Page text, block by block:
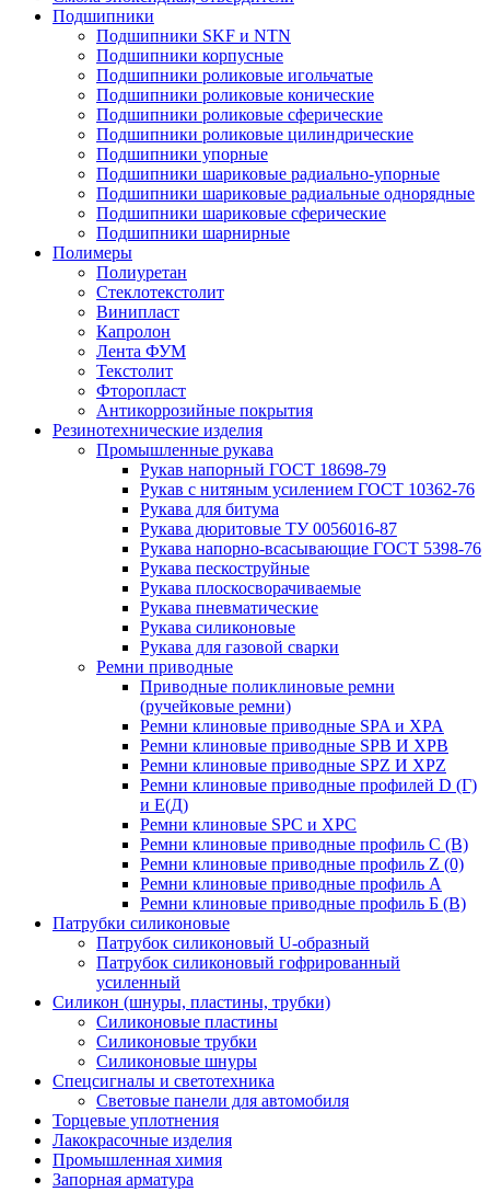
Подшипники
Подшипники SKF и NTN
Подшипники корпусные
Подшипники роликовые игольчатые
Подшипники роликовые конические
Подшипники роликовые сферические
Подшипники роликовые цилиндрические
Подшипники упорные
Подшипники шариковые радиально-упорные
Подшипники шариковые радиальные однорядные
Подшипники шариковые сферические
Подшипники шарнирные
Полимеры
Полиуретан
Стеклотекстолит
Винипласт
Капролон
Лента ФУМ
Текстолит
Фторопласт
Антикоррозийные покрытия
Резинотехнические изделия
Промышленные рукава
Рукав напорный ГОСТ 18698-79
Рукав с нитяным усилением ГОСТ 10362-76
Рукава для битума
Рукава дюритовые ТУ 0056016-87
Рукава напорно-всасывающие ГОСТ 5398-76
Рукава пескоструйные
Рукава плоскосворачиваемые
Рукава пневматические
Рукава силиконовые
Рукава для газовой сварки
Ремни приводные
Приводные поликлиновые ремни
(ручейковые ремни)
Ремни клиновые приводные SPA и XPA
Ремни клиновые приводные SPB И XPB
Ремни клиновые приводные SPZ И XPZ
Ремни клиновые приводные профилей D (Г)
и Е(Д)
Ремни клиновые SPC и XPC
Ремни клиновые приводные профиль C (В)
Ремни клиновые приводные профиль Z (0)
Ремни клиновые приводные профиль А
Ремни клиновые приводные профиль Б (B)
Патрубки силиконовые
Патрубок силиконовый U-образный
Патрубок силиконовый гофрированный
усиленный
Силикон (шнуры, пластины, трубки)
Силиконовые пластины
Силиконовые трубки
Силиконовые шнуры
Спецсигналы и светотехника
Световые панели для автомобиля
Торцевые уплотнения
Лакокрасочные изделия
Промышленная химия
Запорная арматура